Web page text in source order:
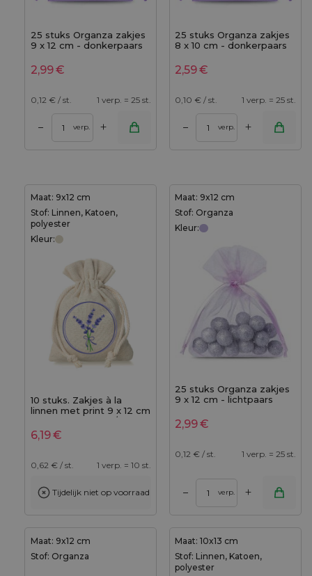
25 stuks Organza zakjes
9 x 12 cm - donkerpaars
2,99€
0,12 € / st. 1 verp. = 25 st.
– verp. +
25 stuks Organza zakjes
8 x 10 cm - donkerpaars
2,59€
0,10 € / st. 1 verp. = 25 st.
– verp. +
Maat: 9x12 cm
Stof: Linnen, Katoen,
polyester
Kleur:
10 stuks. Zakjes à la
linnen met print 9 x 12 cm
- natuurlijke kleur / van
lavendel
6,19€
0,62 € / st. 1 verp. = 10 st.
Tijdelijk niet op voorraad
Maat: 9x12 cm
Stof: Organza
Kleur:
25 stuks Organza zakjes
9 x 12 cm - lichtpaars
2,99€
0,12 € / st. 1 verp. = 25 st.
– verp. +
Maat: 9x12 cm
Stof: Organza
Maat: 10x13 cm
Stof: Linnen, Katoen,
polyester